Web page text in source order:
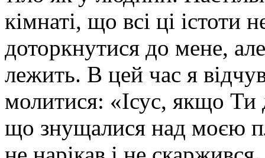
кімнаті, що всі ці істоти
доторкнутися до мене,
лежить. В цей час я
молитися: «Ісус, якщо Ти
що знущалися над моєю